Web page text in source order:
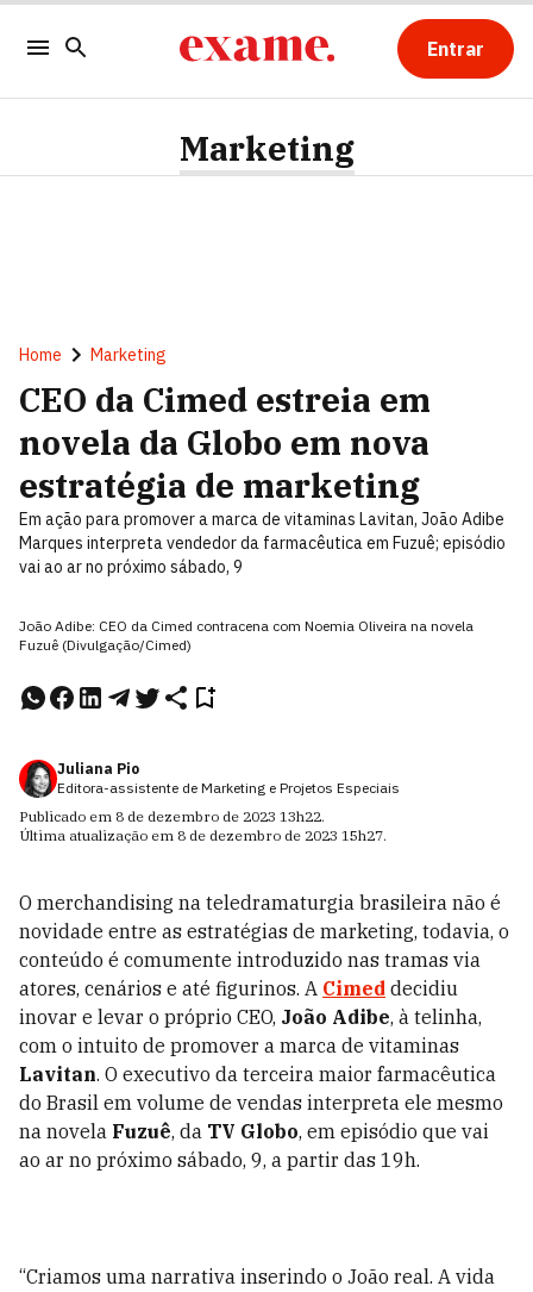
Entrar
Marketing
Home Marketing
CEO da Cimed estreia em
novela da Globo em nova
estratégia de marketing
Em ação para promover a marca de vitaminas Lavitan, João Adibe
Marques interpreta vendedor da farmacêutica em Fuzuê; episódio
vai ao ar no próximo sábado, 9
João Adibe: CEO da Cimed contracena com Noemia Oliveira na novela
Fuzuê (Divulgação/Cimed)
Juliana Pio
Editora-assistente de Marketing e Projetos Especiais
Publicado em 8 de dezembro de 2023 13h22.
Última atualização em 8 de dezembro de 2023 15h27.
O merchandising na teledramaturgia brasileira não é
novidade entre as estratégias de marketing, todavia, o
conteúdo é comumente introduzido nas tramas via
atores, cenários e até figurinos. A Cimed decidiu
inovar e levar o próprio CEO, João Adibe, à telinha,
com o intuito de promover a marca de vitaminas
Lavitan. O executivo da terceira maior farmacêutica
do Brasil em volume de vendas interpreta ele mesmo
na novela Fuzuê, da TV Globo, em episódio que vai
ao ar no próximo sábado, 9, a partir das 19h.
“Criamos uma narrativa inserindo o João real. A vida